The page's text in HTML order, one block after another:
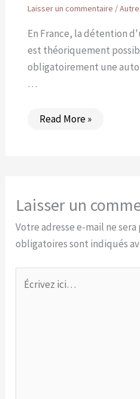
Laisser un commentaire /
En France, la détention
est théoriquement
obligatoirement une
…
Read More »
Laisser un
Votre adresse e-mail ne
obligatoires sont indiqués
Écrivez
ici…